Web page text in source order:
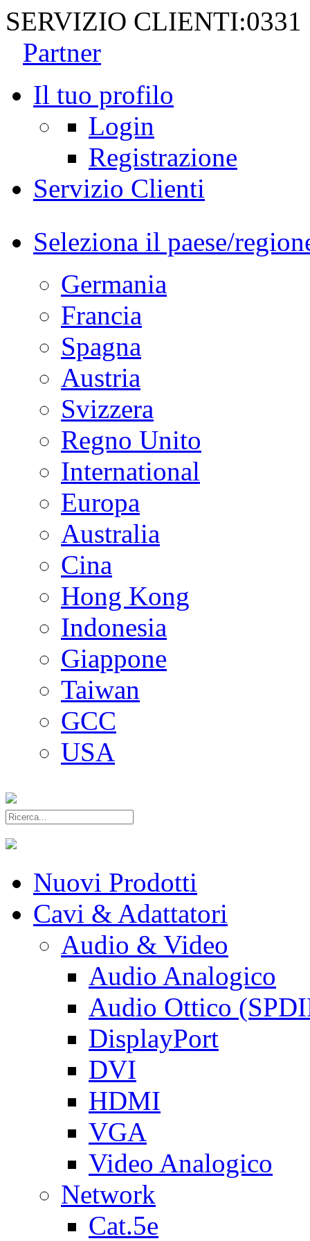
SERVIZIO CLIENTI:0331
Partner
Il tuo profilo
Login
Registrazione
Servizio Clienti
Seleziona il paese/
Germania
Francia
Spagna
Austria
Svizzera
Regno Unito
International
Europa
Australia
Cina
Hong Kong
Indonesia
Giappone
Taiwan
GCC
USA
Nuovi Prodotti
Cavi & Adattatori
Audio & Video
Audio Analogico
Audio Ottico
DisplayPort
DVI
HDMI
VGA
Video Analogico
Network
Cat.5e